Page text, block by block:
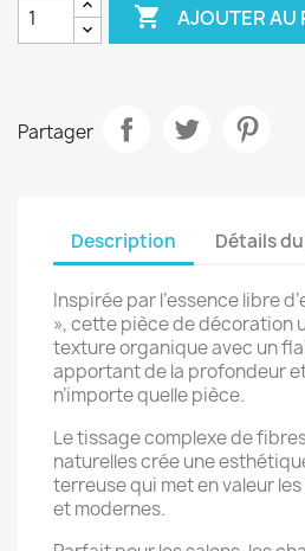
 AJOUTER AU
Partager
Description Détails
Inspirée par l’essence libre
», cette pièce de décoration
texture organique avec un
apportant de la profondeur
n’importe quelle pièce.
Le tissage complexe de
naturelles crée une
terreuse qui met en valeur
et modernes.